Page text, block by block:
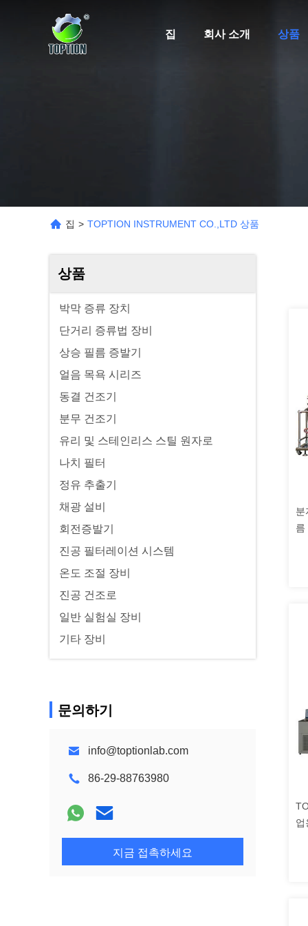
집 회사 소개 상품
집 > TOPTION INSTRUMENT CO.,LTD 상품
상품
박막 증류 장치
단거리 증류법 장비
상승 필름 증발기
얼음 목욕 시리즈
동결 건조기
분무 건조기
유리 및 스테인리스 스틸 원자로
나치 필터
정유 추출기
채광 설비
회전증발기
진공 필터레이션 시스템
온도 조절 장비
진공 건조로
일반 실험실 장비
기타 장비
문의하기
info@toptionlab.com
86-29-88763980
지금 접촉하세요
분
름
업